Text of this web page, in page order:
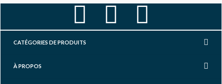
F
a
I
Y
CATÉGORIES DE PRODUITS
À PROPOS